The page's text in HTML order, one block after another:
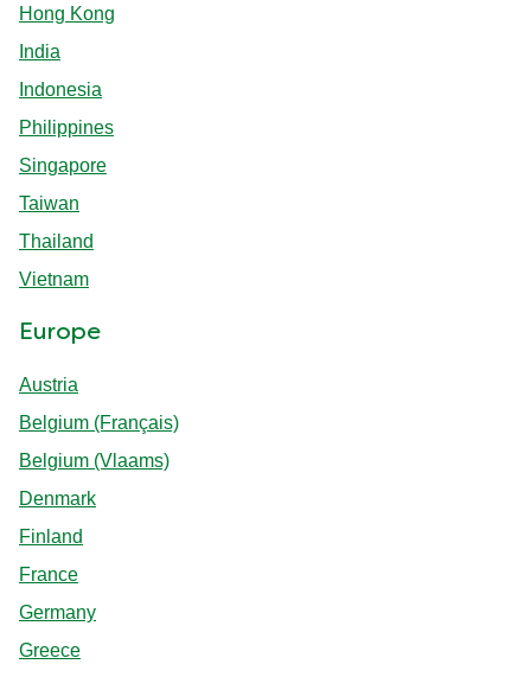
Hong Kong
India
Indonesia
Philippines
Singapore
Taiwan
Thailand
Vietnam
Europe
Austria
Belgium (Français)
Belgium (Vlaams)
Denmark
Finland
France
Germany
Greece